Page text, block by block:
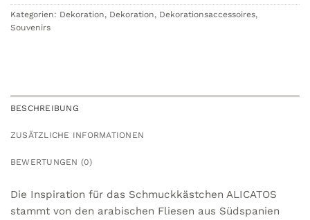
Kategorien: Dekoration, Dekoration, Dekorationsaccessoires,
Souvenirs
BESCHREIBUNG
ZUSÄTZLICHE INFORMATIONEN
BEWERTUNGEN (0)
Die Inspiration für das Schmuckkästchen ALICATOS
stammt von den arabischen Fliesen aus Südspanien